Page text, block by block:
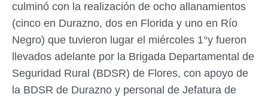
culminó con la realización de ocho allanamientos
(cinco en Durazno, dos en Florida y uno en Río
Negro) que tuvieron lugar el miércoles 1°y fueron
llevados adelante por la Brigada Departamental de
Seguridad Rural (BDSR) de Flores, con apoyo de
la BDSR de Durazno y personal de Jefatura de